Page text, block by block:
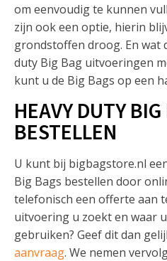
om eenvoudig te kunnen
zijn ook een optie, hierin
grondstoffen droog. En wat
duty Big Bag uitvoeringen
kunt u de Big Bags op een
HEAVY DUTY
BESTELLEN
U kunt bij bigbagstore.nl
Big Bags bestellen door
telefonisch een offerte aan
uitvoering u zoekt en waar
gebruiken? Geef dit dan
aanvraag. We nemen